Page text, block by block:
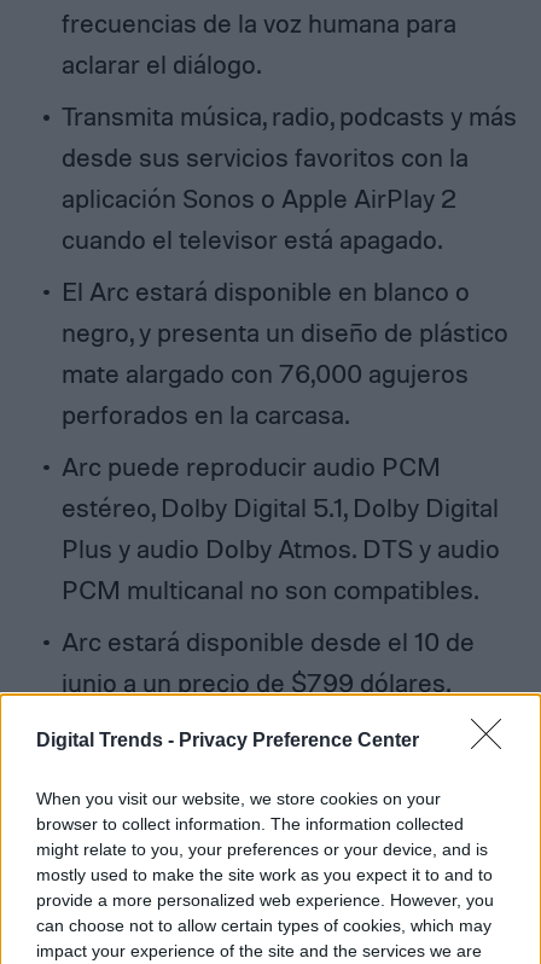
Digital Trends - Privacy Preference Center
When you visit our website, we store cookies on your
browser to collect information. The information collected
might relate to you, your preferences or your device, and is
mostly used to make the site work as you expect it to and to
provide a more personalized web experience. However, you
can choose not to allow certain types of cookies, which may
impact your experience of the site and the services we are
frecuencias de la voz humana para
aclarar el diálogo.
Transmita música, radio, podcasts y más
desde sus servicios favoritos con la
aplicación Sonos o Apple AirPlay 2
cuando el televisor está apagado.
El Arc estará disponible en blanco o
negro, y presenta un diseño de plástico
mate alargado con 76,000 agujeros
perforados en la carcasa.
Arc puede reproducir audio PCM
estéreo, Dolby Digital 5.1, Dolby Digital
Plus y audio Dolby Atmos. DTS y audio
PCM multicanal no son compatibles.
Arc estará disponible desde el 10 de
junio a un precio de $799 dólares.
Diego Bastarrica
Senior Editor